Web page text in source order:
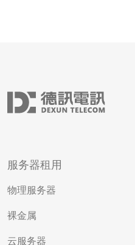
服务器租用
物理服务器
裸金属
云服务器